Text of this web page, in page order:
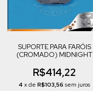
SUPORTE PARA FARÓIS
(CROMADO) MIDNIGHT
R$414,22
4 x de R$103,56 sem juros